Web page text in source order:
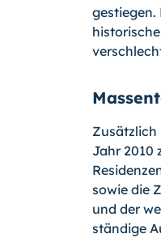
gestiegen.
Zusätzlich
Jahr 2010
sowie die
und der
ständige